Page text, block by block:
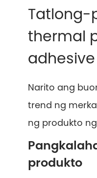
Tatlong-
thermal
adhesive
Narito ang
trend ng
ng produkto
produkto